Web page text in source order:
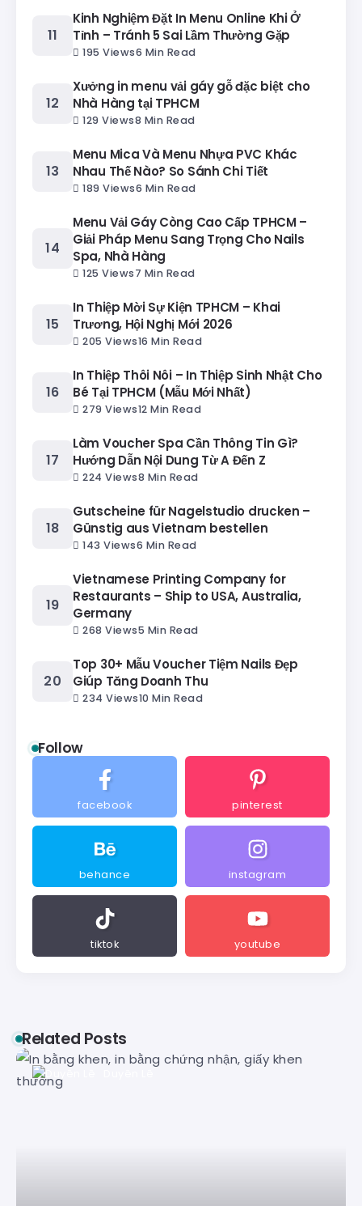
Kinh Nghiệm Đặt In Menu Online Khi Ở
Tỉnh – Tránh 5 Sai Lầm Thường Gặp
195 Views6 Min Read
Xưởng in menu vải gáy gỗ đặc biệt cho
Nhà Hàng tại TPHCM
129 Views8 Min Read
Menu Mica Và Menu Nhựa PVC Khác
Nhau Thế Nào? So Sánh Chi Tiết
189 Views6 Min Read
Menu Vải Gáy Còng Cao Cấp TPHCM –
Giải Pháp Menu Sang Trọng Cho Nails
Spa, Nhà Hàng
125 Views7 Min Read
In Thiệp Mời Sự Kiện TPHCM – Khai
Trương, Hội Nghị Mới 2026
205 Views16 Min Read
In Thiệp Thôi Nôi – In Thiệp Sinh Nhật Cho
Bé Tại TPHCM (Mẫu Mới Nhất)
279 Views12 Min Read
Làm Voucher Spa Cần Thông Tin Gì?
Hướng Dẫn Nội Dung Từ A Đến Z
224 Views8 Min Read
Gutscheine für Nagelstudio drucken –
Günstig aus Vietnam bestellen
143 Views6 Min Read
Vietnamese Printing Company for
Restaurants – Ship to USA, Australia,
Germany
268 Views5 Min Read
Top 30+ Mẫu Voucher Tiệm Nails Đẹp
Giúp Tăng Doanh Thu
234 Views10 Min Read
Follow
facebook pinterest
behance instagram
tiktok youtube
Related Posts